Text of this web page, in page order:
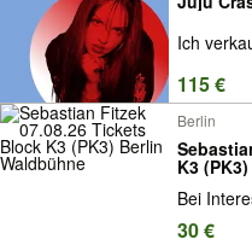
Ich
115 €
Berlin
K3
Bei
30 €